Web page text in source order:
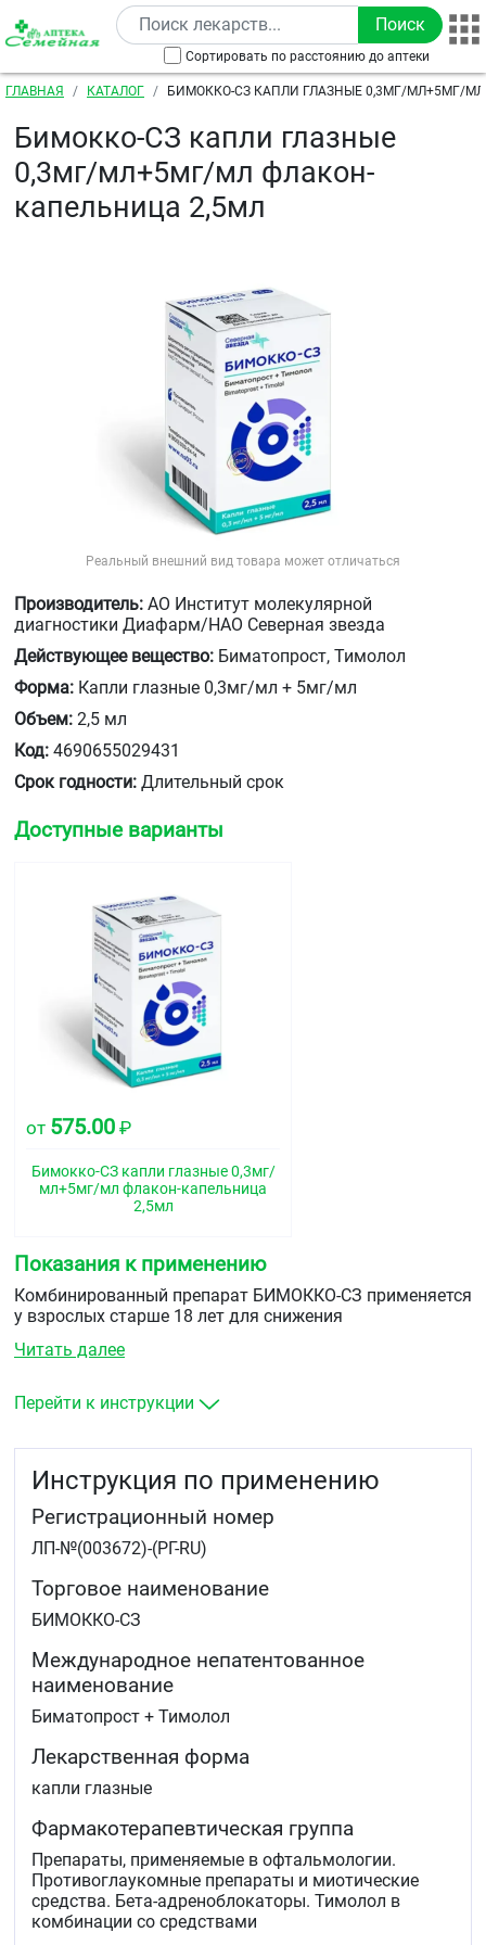
Перейти к основному содержанию
Сортировать по расстоянию до аптеки
Строка навигации
ГЛАВНАЯ КАТАЛОГ
БИМОККО-СЗ КАПЛИ ГЛАЗНЫЕ 0,3МГ/МЛ+5МГ/
Бимокко-СЗ капли глазные
0,3мг/мл+5мг/мл флакон-
капельница 2,5мл
Реальный внешний вид товара может отличаться
Производитель: АО Институт молекулярной
диагностики Диафарм/НАО Северная звезда
Действующее вещество: Биматопрост, Тимолол
Форма: Капли глазные 0,3мг/мл + 5мг/мл
Объем: 2,5 мл
Код: 4690655029431
Срок годности: Длительный срок
Доступные варианты
от 575.00 ₽
Бимокко-СЗ капли глазные 0,3мг/
мл+5мг/мл флакон-капельница
2,5мл
Показания к применению
Комбинированный препарат БИМОККО-СЗ применяется
у взрослых старше 18 лет для снижения
глаукоме и повышенном внутриглазном давлении при
бета- адреноблокаторов или синтетических
Читать далее
Перейти к инструкции
Инструкция по применению
Регистрационный номер
ЛП-№(003672)-(РГ-RU)
Торговое наименование
БИМОККО-СЗ
Международное непатентованное
наименование
Биматопрост + Тимолол
Лекарственная форма
капли глазные
Фармакотерапевтическая группа
Препараты, применяемые в офтальмологии.
Противоглаукомные препараты и миотические
средства. Бета-адреноблокаторы. Тимолол в
комбинации со средствами